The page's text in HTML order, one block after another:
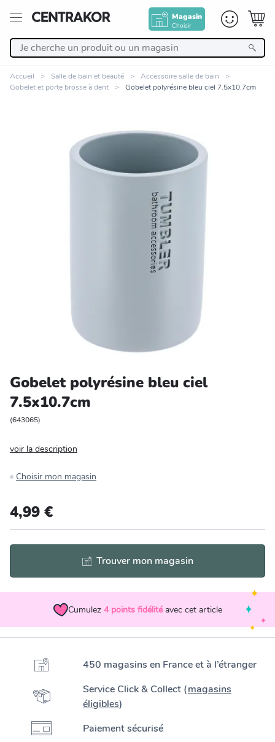
Magasin
Choisir
Décoration
Linge de maison
Cuisine et art de la table
Salle de bain et beauté
Bricolage et auto
Jardin et plein air
Accueil Salle de bain et beauté
Accessoire salle de bain
Gobelet et porte brosse à dent
Gobelet polyrésine bleu ciel 7.5x10.7cm
Gobelet polyrésine bleu ciel
7.5x10.7cm
(643065)
voir la description
Choisir mon magasin
4,99 €
Trouver mon magasin
Cumulez 4 points fidélité avec cet article
450 magasins en France et à l’étranger
Service Click & Collect (magasins
éligibles)
Paiement sécurisé